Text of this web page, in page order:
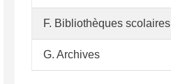
F. Bibliothèques scolaires
G. Archives